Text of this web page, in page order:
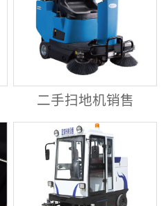
二手扫地机销售